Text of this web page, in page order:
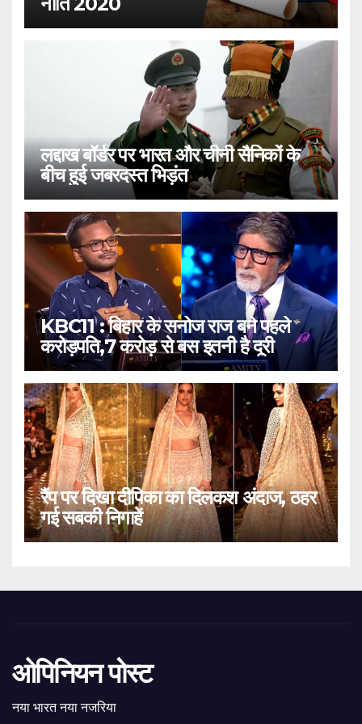
लद्दाख बॉर्डर पर भारत और चीनी सैनिकों के
बीच हुई जबरदस्त भिड़ंत
KBC11 : बिहार के सनोज राज बने पहले
करोड़पति,7 करोड़ से बस इतनी है दूरी
रैंप पर दिखा दीपिका का दिलकश अंदाज, ठहर
गई सबकी निगाहें
ओपिनियन पोस्ट
नया भारत नया नजरिया